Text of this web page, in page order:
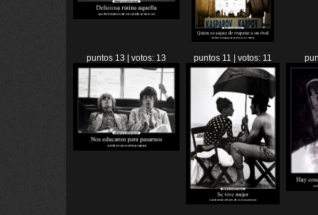
puntos 13 | votos: 13 puntos 11 | votos: 11